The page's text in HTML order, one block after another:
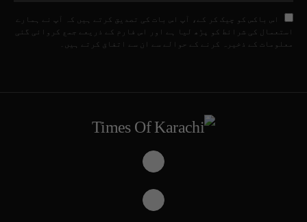
اس باکس کو چیک کر کے، آپ اس بات کی تصدیق کرتے ہیں کہ آپ نے ہمارے
استعمال کی شرائط کو پڑھ لیا ہے اور اس فارم کے ذریعے جمع کروائی گئی
معلومات کے ذخیرہ کرنے کے حوالے سے ان سے اتفاق کرتے ہیں۔